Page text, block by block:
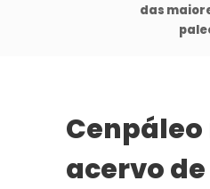
das
Cenpáleo
acervo